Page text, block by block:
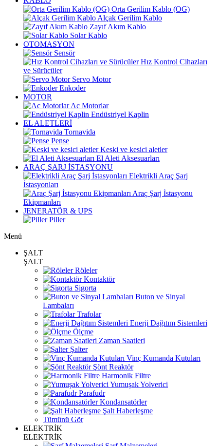
Orta Gerilim Kablo (OG)
Alçak Gerilim Kablo
Zayıf Akım Kablo
Solar Kablo
OTOMASYON
Sensör
Hız Kontrol Cihazları
ve Sürücüler
Servo Motor
Enkoder
MOTOR
Ac Motorlar
Endüstriyel Kaplin
EL ALETLERİ
Tornavida
Pense
Keski ve kesici aletler
El Aleti Aksesuarları
ARAÇ ŞARJ İSTASYONU
Elektrikli Araç Şarj
İstasyonları
Araç Şarj İstasyonu
Ekipmanları
JENERATÖR & UPS
Piller
Menü
ŞALT
ŞALT
Röleler
Kontaktör
Sigorta
Buton ve Sinyal
Lambaları
Trafolar
Enerji Dağıtım Sistemleri
Ölçme
Zaman Saatleri
Şalter
Vinç Kumanda Kutuları
Şönt Reaktör
Harmonik Filtre
Yumuşak Yolverici
Parafudr
Kondansatörler
Şalt Haberleşme
Tümünü Gör
ELEKTRİK
ELEKTRİK